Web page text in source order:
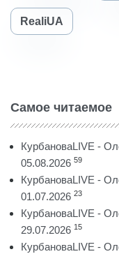
RealiUA
Самое читаемое
КурбановаLIVE -
05.08.2026 59
КурбановаLIVE -
01.07.2026 23
КурбановаLIVE -
29.07.2026 15
КурбановаLIVE -